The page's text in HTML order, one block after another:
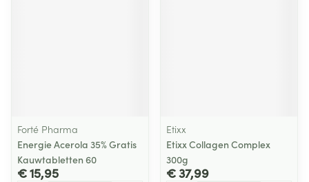
Forté Pharma
Energie Acerola 35% Gratis
Kauwtabletten 60
€ 15,95
Etixx
Etixx Collagen Complex
300g
€ 37,99